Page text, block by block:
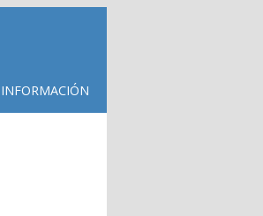
INFORMACIÓN